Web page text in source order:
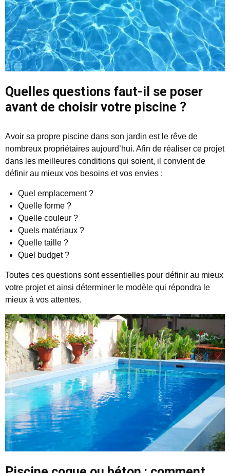
Quelles questions faut-il se poser
avant de choisir votre piscine ?
Avoir sa propre piscine dans son jardin est le rêve de
nombreux propriétaires aujourd’hui. Afin de réaliser ce projet
dans les meilleures conditions qui soient, il convient de
définir au mieux vos besoins et vos envies :
Quel emplacement ?
Quelle forme ?
Quelle couleur ?
Quels matériaux ?
Quelle taille ?
Quel budget ?
Toutes ces questions sont essentielles pour définir au mieux
votre projet et ainsi déterminer le modèle qui répondra le
mieux à vos attentes.